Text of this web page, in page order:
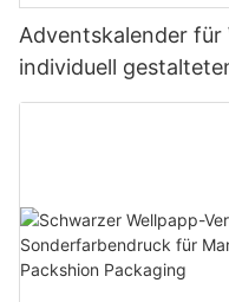
Adventskalender für
individuell
Flaschen und -